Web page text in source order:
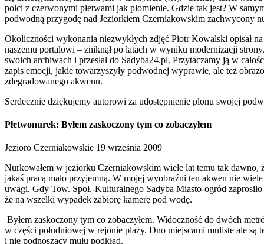
połci z czerwonymi płetwami jak płomienie. Gdzie tak jest? W
podwodną przygodę nad Jeziorkiem Czerniakowskim zachwycony
Okoliczności wykonania niezwykłych zdjęć Piotr Kowalski opisał
naszemu portalowi – zniknął po latach w wyniku modernizacji
swoich archiwach i przesłał do Sadyba24.pl. Przytaczamy ją w
zapis emocji, jakie towarzyszyły podwodnej wyprawie, ale też
zdegradowanego akwenu.
Serdecznie dziękujemy autorowi za udostępnienie plonu swojej
Płetwonurek: Byłem zaskoczony tym co zobaczyłem
Jezioro Czerniakowskie 19 września 2009
Nurkowałem w jeziorku Czerniakowskim wiele lat temu tak dawno,
jakaś pracą mało przyjemną. W mojej wyobraźni ten akwen nie
uwagi. Gdy Tow. Społ.-Kulturalnego Sadyba Miasto-ogród
że na wszelki wypadek zabiorę kamerę pod wodę.
Byłem zaskoczony tym co zobaczyłem. Widoczność do dwóch
w części południowej w rejonie plaży. Dno miejscami muliste ale są
i nie podnoszący mułu podkład.